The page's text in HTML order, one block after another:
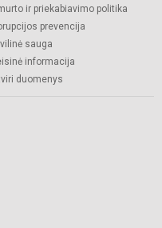
ir priekabiavimo politika
prevencija
sauga
informacija
duomenys